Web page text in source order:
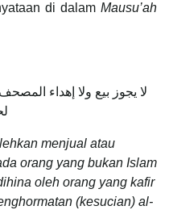
di dalam Mausu’ah
لا يجوز بيع ولا إهداء
menjual atau
orang yang bukan Islam
oleh orang yang kafir
(kesucian) al-